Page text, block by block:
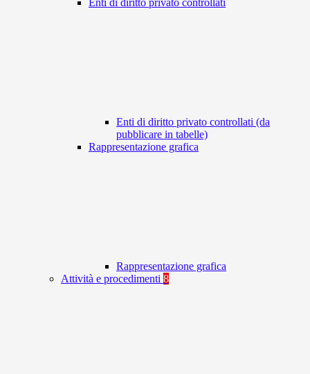
Enti di diritto privato controllati
Enti di diritto privato controllati (da
pubblicare in tabelle)
Rappresentazione grafica
Rappresentazione grafica
Attività e procedimenti 8